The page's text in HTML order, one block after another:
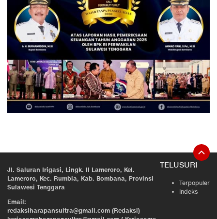
Jl. Saluran Irigasi, Lingk. II Lameroro, Kel.
Lameroro, Kec. Rumbia, Kab. Bombana, Provinsi
Sulawesi Tenggara
Email:
redaksiharapansultra@gmail.com (Redaksi)
TELUSURI
Terpopuler
Indeks